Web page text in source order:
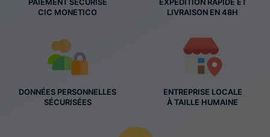
PAIEMENT SÉCURISÉ
CIC MONETICO
EXPÉDITION RAPIDE ET
LIVRAISON EN 48H
DONNÉES PERSONNELLES
SÉCURISÉES
ENTREPRISE LOCALE
À TAILLE HUMAINE